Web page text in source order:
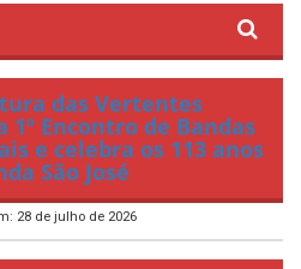
das Vertentes
1º Encontro de Bandas
e celebra os 113 anos
São José
28 de julho de 2026